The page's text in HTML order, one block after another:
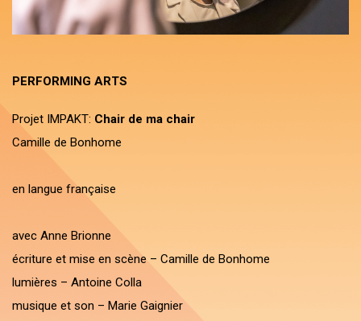
PERFORMING ARTS
Projet IMPAKT: Chair de ma chair
Camille de Bonhome
en langue française
avec Anne Brionne
écriture et mise en scène – Camille de Bonhome
lumières – Antoine Colla
musique et son – Marie Gaignier